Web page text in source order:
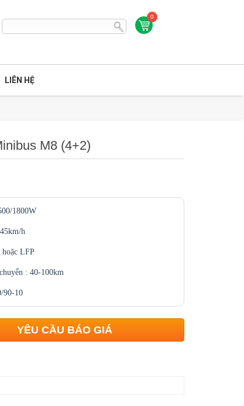
0
LIÊN HỆ
M8 (4+2)
1800W
h
LFP
: 40-100km
90-10
YÊU CẦU BÁO GIÁ